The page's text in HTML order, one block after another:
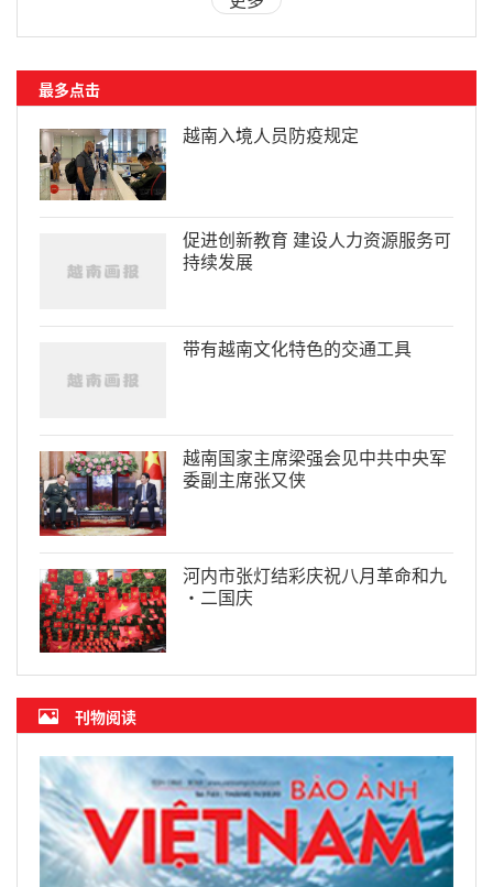
最多点击
越南入境人员防疫规定
促进创新教育 建设人力资源服务可
持续发展
带有越南文化特色的交通工具
越南国家主席梁强会见中共中央军
委副主席张又侠
河内市张灯结彩庆祝八月革命和九
·二国庆
刊物阅读